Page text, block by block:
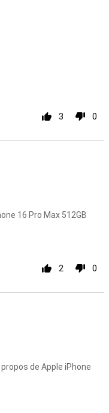
3 0
16 Pro Max 512GB
2 0
de Apple iPhone